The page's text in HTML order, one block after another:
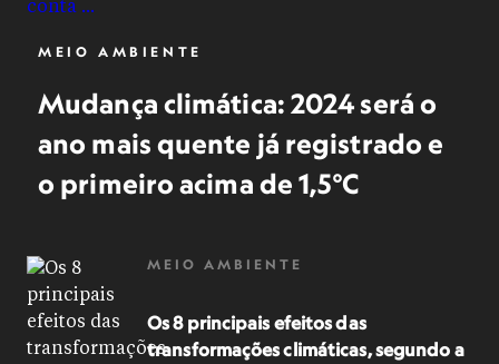
MEIO AMBIENTE
Mudança climática: 2024 será o
ano mais quente já registrado e
o primeiro acima de 1,5°C
MEIO AMBIENTE
Os 8 principais efeitos das
transformações climáticas, segundo a